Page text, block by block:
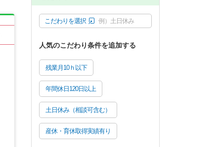
こだわりを選択 例）土日休み
人気のこだわり条件を追加する
残業月10ｈ以下
年間休日120日以上
土日休み（相談可含む）
産休・育休取得実績有り